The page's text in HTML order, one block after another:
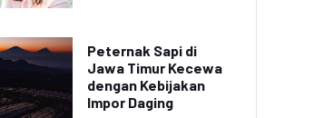
Peternak Sapi di
Jawa Timur Kecewa
dengan Kebijakan
Impor Daging